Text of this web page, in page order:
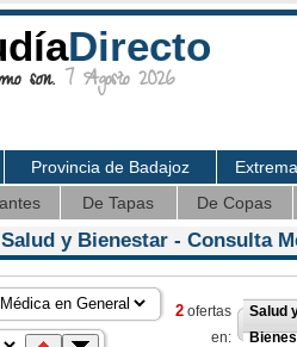
Directo
son. 7 Agosto 2026
Provincia de Badajoz
De Tapas De Copas
Salud y Bienestar - Consulta
2 ofertas
en:
Salud